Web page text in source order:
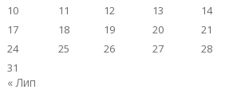
10
11 12 13 14
17
18 19 20 21
24
25 26 27 28
31
« Лип